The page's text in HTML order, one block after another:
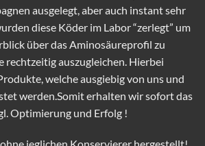
ausgelegt, aber auch instant sehr
diese Köder im Labor “zerlegt” um
über das Aminosäureprofil zu
rechtzeitig auszugleichen. Hierbei
welche ausgiebig von uns und
werden.Somit erhalten wir sofort das
Optimierung und Erfolg !